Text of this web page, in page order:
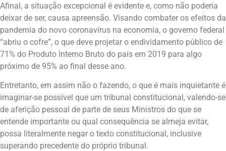
Afinal, a situação excepcional é evidente e, como não poderia
deixar de ser, causa apreensão. Visando combater os efeitos da
pandemia do novo coronavírus na economia, o governo federal
“abriu o cofre”, o que deve projetar o endividamento público de
71% do Produto Interno Bruto do país em 2019 para algo
próximo de 95% ao final desse ano.
Entretanto, em assim não o fazendo, o que é mais inquietante é
imaginar-se possível que um tribunal constitucional, valendo-se
de aferição pessoal de parte de seus Ministros do que se
entende importante ou qual consequência se almeja evitar,
possa literalmente negar o texto constitucional, inclusive
superando precedente do próprio tribunal.